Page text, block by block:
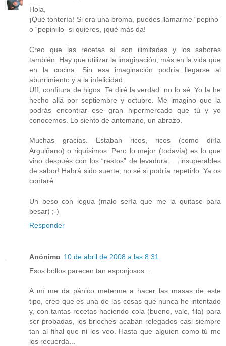
Hola,
¡Qué tontería! Si era una broma, puedes llamarme “pepino”
o “pepinillo” si quieres, ¡qué más da!
Creo que las recetas sí son ilimitadas y los sabores
también. Hay que utilizar la imaginación, más en la vida que
en la cocina. Sin esa imaginación podría llegarse al
aburrimiento y a la infelicidad.
Uff, confitura de higos. Te diré la verdad: no lo sé. Yo la he
hecho allá por septiembre y octubre. Me imagino que la
podrás encontrar ese gran hipermercado que tú y yo
conocemos. Lo siento de antemano, un abrazo.
Muchas gracias. Estaban ricos, ricos (como diría
Arguiñano) o riquísimos. Pero lo mejor (todavía) es lo que
vino después con los “restos” de levadura… ¡insuperables
de sabor! Habrá sido suerte, no sé si podría repetirlo. Ya os
contaré.
Un beso con legua (malo sería que me la quitase para
besar) ;-)
Responder
Anónimo 10 de abril de 2008 a las 8:31
Esos bollos parecen tan esponjosos...
A mí me da pánico meterme a hacer las masas de este
tipo, creo que es una de las cosas que nunca he intentado
y, con tantas recetas haciendo cola (bueno, vale, fila) para
ser probadas, los brioches acaban relegados casi siempre
tan al final que ni los veo. Hasta que alguien como tú me
los recuerda...